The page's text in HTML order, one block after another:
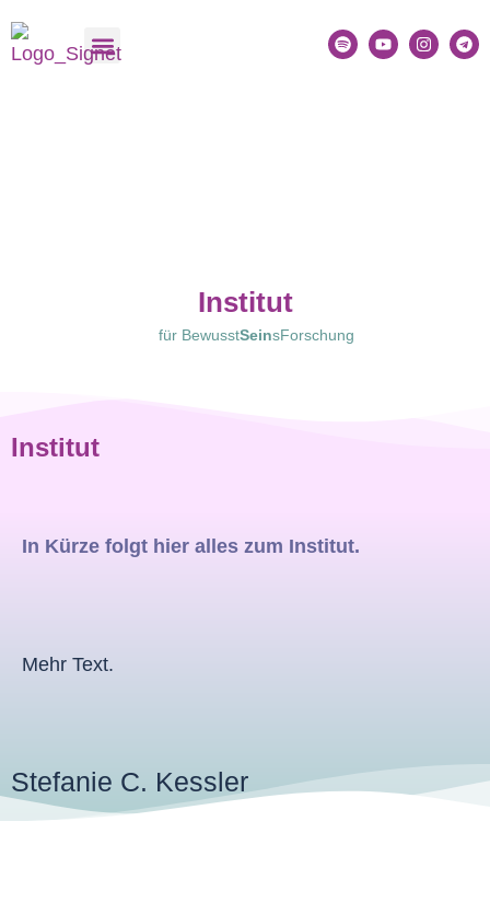
Institut
für BewusstSeinsForschung
Institut
In Kürze folgt hier alles zum Institut.
Mehr Text.
Stefanie C. Kessler